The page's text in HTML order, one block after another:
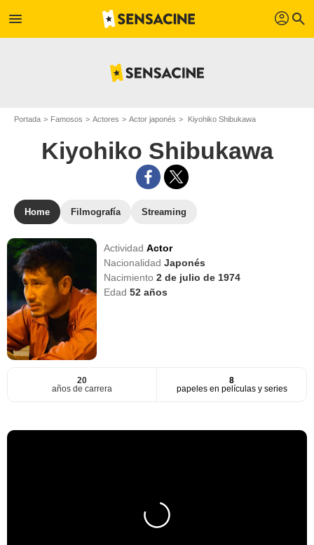
menu profil search
Portada Famosos Actores Actor japonés Kiyohiko Shibukawa
Kiyohiko Shibukawa
Home Filmografía Streaming
ActividadActor
NacionalidadJaponés
Nacimiento2 de julio de 1974
Edad52 años
20
años de carrera
8
papeles en películas y series